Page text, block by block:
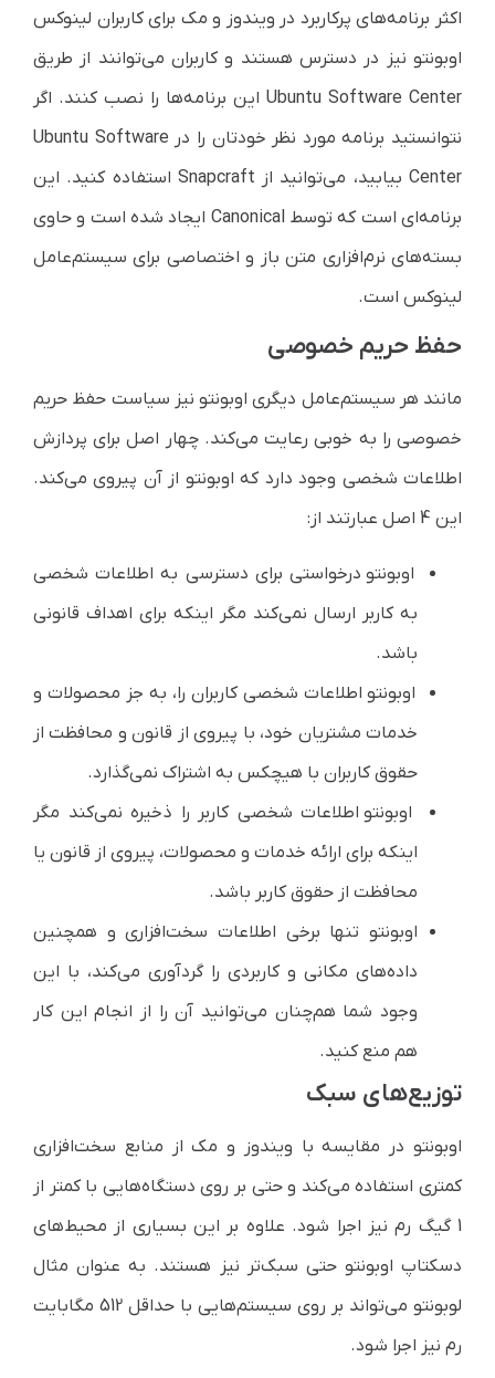
اکثر برنامه‌های پرکاربرد در ویندوز و مک برای کاربران لینوکس
اوبونتو نیز در دسترس هستند و کاربران ‌می‌‌توانند از طریق
Ubuntu Software Center این برنامه‌ها را نصب کنند. اگر
نتوانستید برنامه مورد نظر خودتان را در Ubuntu Software
Centerبیابید، ‌می‌‌توانید از Snapcraft استفاده کنید. این
برنامه‌ای است که توسطCanonical ایجاد شده است و حاوی
بسته‌های نرم‌افزاری متن باز و اختصاصی برای سیستم‌عامل
لینوکس است.
حفظ حریم خصوصی
مانند هر سیستم‌عامل دیگری اوبونتو نیز سیاست حفظ حریم
خصوصی را به خوبی رعایت ‌می‌‌کند. چهار اصل برای پردازش
اطلاعات شخصی وجود دارد که اوبونتو از آن پیروی ‌می‌‌کند.
این 4 اصل عبارتند از:
اوبونتو درخواستی برای دسترسی به اطلاعات شخصی
به کاربر ارسال نمی‌کند مگر اینکه برای اهداف قانونی
باشد.
اوبونتو اطلاعات شخصی کاربران را، به جز محصولات و
خدمات مشتریان خود، با پیروی از قانون و محافظت از
حقوق کاربران با هیچکس به اشتراک نمی‌‌گذارد.
اوبونتو اطلاعات شخصی کاربر را ذخیره نمی‌‌کند مگر
اینکه برای ارائه خدمات و محصولات، پیروی از قانون یا
محافظت از حقوق کاربر باشد.
اوبونتو تنها برخی اطلاعات سخت‌افزاری و همچنین
داده‌های مکانی و کاربردی را گردآوری می‌کند، با این
وجود شما هم‌چنان ‌می‌‌توانید آن را از انجام این کار
هم منع کنید.
توزیع‌های سبک
اوبونتو در مقایسه با ویندوز و مک از منابع سخت‌افزاری
کمتری استفاده ‌می‌‌کند و حتی بر روی دستگاه‌هایی با کمتر از
1 گیگ رم نیز اجرا شود. علاوه بر این بسیاری از محیط‌های
دسکتاپ اوبونتو حتی سبک‌تر نیز هستند. به عنوان مثال
لوبونتو ‌می‌‌تواند بر روی سیستم‌هایی با حداقل 512 مگابایت
رم نیز اجرا شود.